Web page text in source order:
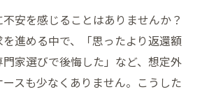
安を感じることはありませんか？
進める中で、「思ったより返還額
家選びで後悔した」など、想定外
スも少なくありません。こうした